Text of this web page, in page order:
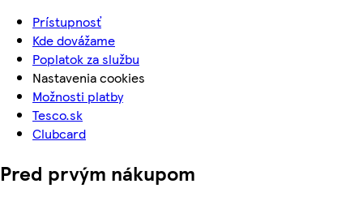
Prístupnosť
Kde dovážame
Poplatok za službu
Nastavenia cookies
Možnosti platby
Tesco.sk
Clubcard
Pred prvým nákupom